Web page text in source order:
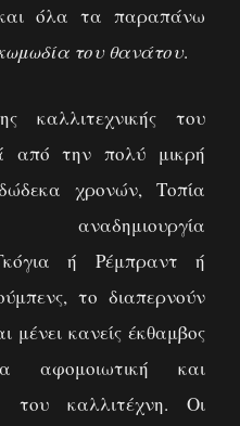
όλα τα παραπάνω
του θανάτου.
καλλιτεχνικής του
από την πολύ μικρή
χρονών, Τοπία
ή Ρέμπραντ ή
το διαπερνούν
κανείς έκθαμβος
αφομοιωτική και
του καλλιτέχνη. Οι